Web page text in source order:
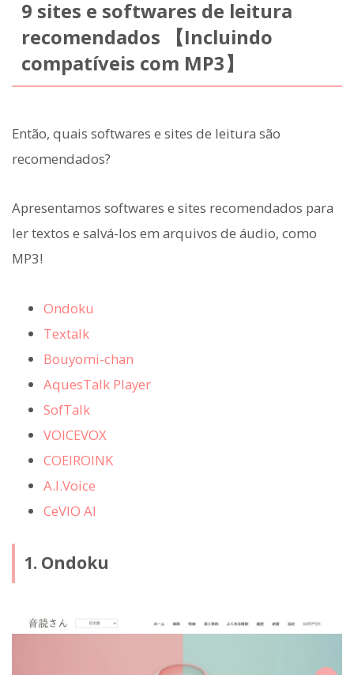
9 sites e softwares de leitura
recomendados 【Incluindo
compatíveis com MP3】
Então, quais softwares e sites de leitura são
recomendados?
Apresentamos softwares e sites recomendados para
ler textos e salvá-los em arquivos de áudio, como
MP3!
Ondoku
Textalk
Bouyomi-chan
AquesTalk Player
SofTalk
VOICEVOX
COEIROINK
A.I.Voice
CeVIO AI
1. Ondoku